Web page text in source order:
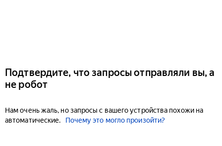
Подтвердите, что запросы отправляли вы, а
не робот
Нам очень жаль, но запросы с вашего устройства похожи на
автоматические.
Почему это могло произойти?